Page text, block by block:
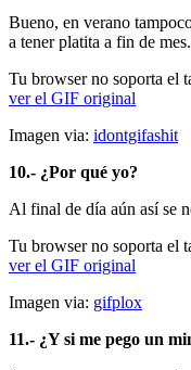
Bueno, en verano
a tener platita a fin de mes.
Tu browser no soporta el
ver el GIF original
Imagen via: idontgifashit
10.- ¿Por qué yo?
Al final de día aún así se
Tu browser no soporta el
ver el GIF original
Imagen via: gifplox
11.- ¿Y si me pego un